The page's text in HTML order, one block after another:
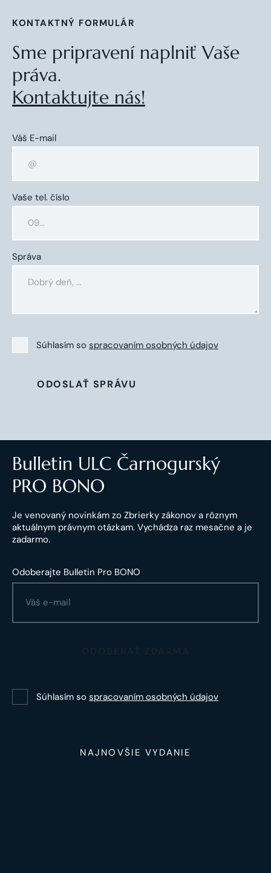
KONTAKTNÝ FORMULÁR
Sme pripravení naplniť Vaše
práva.
Kontaktujte nás!
Váš E-mail
Vaše tel. číslo
Správa
Súhlasím so spracovaním osobných údajov
ODOSLAŤ SPRÁVU
Bulletin ULC Čarnogurský
PRO BONO
Je venovaný novinkám zo Zbrierky zákonov a rôznym
aktuálnym právnym otázkam. Vychádza raz mesačne a je
zadarmo.
Odoberajte Bulletin Pro BONO
Súhlasím so spracovaním osobných údajov
NAJNOVŠIE VYDANIE